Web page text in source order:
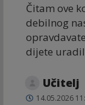
Čitam ove
debilnog
dijete
Učitelj
14.05.2026